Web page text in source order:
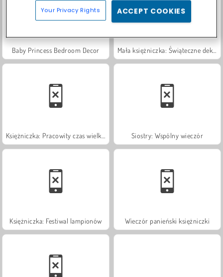
Baby Princess Bedroom Decor
Siostry: Wspólny wieczór
Księżniczka: Festiwal lampionów Wieczór panieński księżniczki
Your Privacy Rights ACCEPT COOKIES